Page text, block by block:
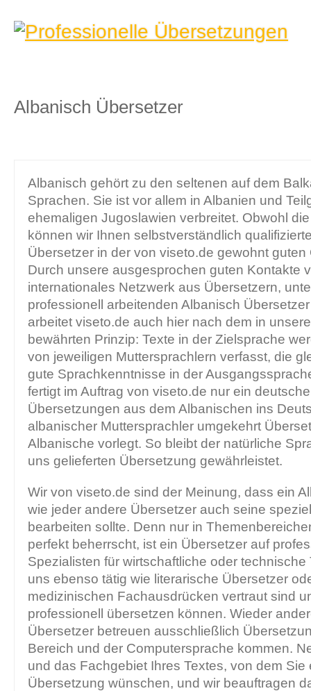
Albanisch Übersetzer
Albanisch gehört zu den seltenen auf dem
Sprachen. Sie ist vor allem in Albanien und
ehemaligen Jugoslawien verbreitet. Obwohl
können wir Ihnen selbstverständlich
Übersetzer in der von viseto.de gewohnt guten
Durch unsere ausgesprochen guten Kontakte
internationales Netzwerk aus Übersetzern,
professionell arbeitenden Albanisch
arbeitet viseto.de auch hier nach dem in
bewährten Prinzip: Texte in der Zielsprache
von jeweiligen Muttersprachlern verfasst, die
gute Sprachkenntnisse in der
fertigt im Auftrag von viseto.de nur ein
Übersetzungen aus dem Albanischen ins
albanischer Muttersprachler umgekehrt
Albanische vorlegt. So bleibt der natürliche
uns gelieferten Übersetzung gewährleistet.
Wir von viseto.de sind der Meinung, dass ein
wie jeder andere Übersetzer auch seine
bearbeiten sollte. Denn nur in
perfekt beherrscht, ist ein Übersetzer auf
Spezialisten für wirtschaftliche oder technische
uns ebenso tätig wie literarische Übersetzer
medizinischen Fachausdrücken vertraut sind
professionell übersetzen können. Wieder
Übersetzer betreuen ausschließlich
Bereich und der Computersprache kommen.
und das Fachgebiet Ihres Textes, von dem
Übersetzung wünschen, und wir beauftragen